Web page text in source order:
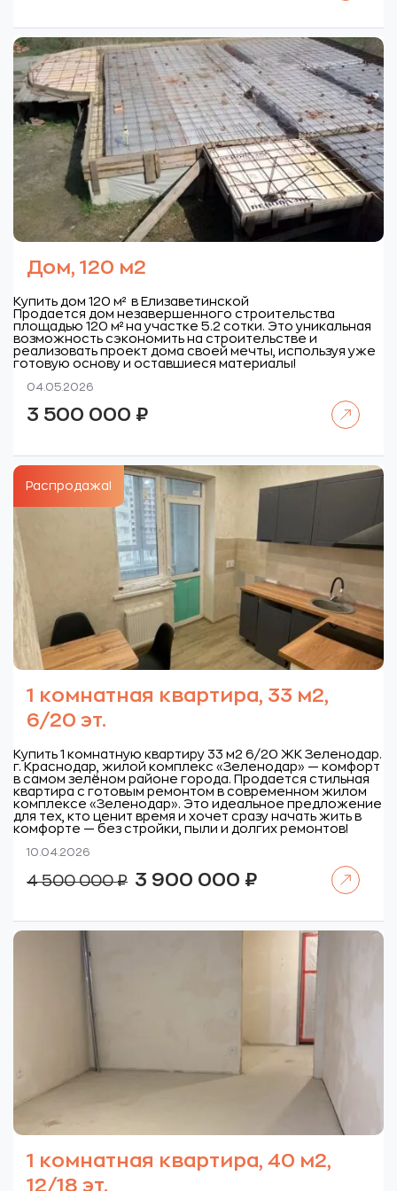
Дом, 120 м2
Купить дом 120 м² в Елизаветинской
Продается дом незавершенного строительства
площадью 120 м² на участке 5.2 сотки. Это уникальная
возможность сэкономить на строительстве и
реализовать проект дома своей мечты, используя уже
готовую основу и оставшиеся материалы!
04.05.2026
3 500 000 ₽
Распродажа!
1 комнатная квартира, 33 м2,
6/20 эт.
Купить 1 комнатную квартиру 33 м2 6/20 ЖК Зеленодар.
г. Краснодар, жилой комплекс «Зеленодар» — комфорт
в самом зелёном районе города. Продается стильная
квартира с готовым ремонтом в современном жилом
комплексе «Зеленодар». Это идеальное предложение
для тех, кто ценит время и хочет сразу начать жить в
комфорте — без стройки, пыли и долгих ремонтов!
10.04.2026
4 500 000₽
Первоначальная
цена
500
3 900 000 ₽Текущая
000 ₽.
1 комнатная квартира, 40 м2,
12/18 эт.